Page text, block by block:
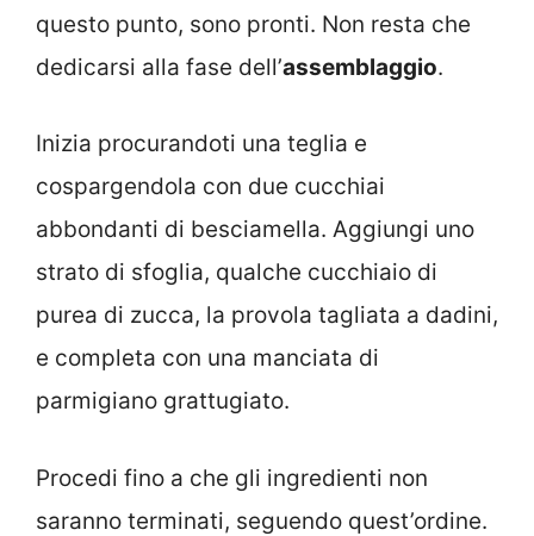
questo punto, sono pronti. Non resta che
dedicarsi alla fase dell’assemblaggio.
Inizia procurandoti una teglia e
cospargendola con due cucchiai
abbondanti di besciamella. Aggiungi uno
strato di sfoglia, qualche cucchiaio di
purea di zucca, la provola tagliata a dadini,
e completa con una manciata di
parmigiano grattugiato.
Procedi fino a che gli ingredienti non
saranno terminati, seguendo quest’ordine.